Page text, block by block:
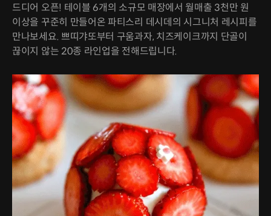
드디어 오픈! 테이블 6개의 소규모 매장에서 월매출 3천만 원
이상을 꾸준히 만들어온 파티스리 데시데의 시그니처 레시피를
만나보세요. 쁘띠갸또부터 구움과자, 치즈케이크까지 단골이
끊이지 않는 20종 라인업을 전해드립니다.